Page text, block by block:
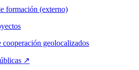
formación (externo)
cooperación geolocalizados
↗